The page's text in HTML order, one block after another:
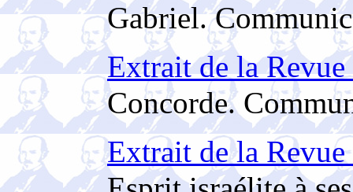
Gabriel.
Extrait de la
Concorde.
Extrait de la